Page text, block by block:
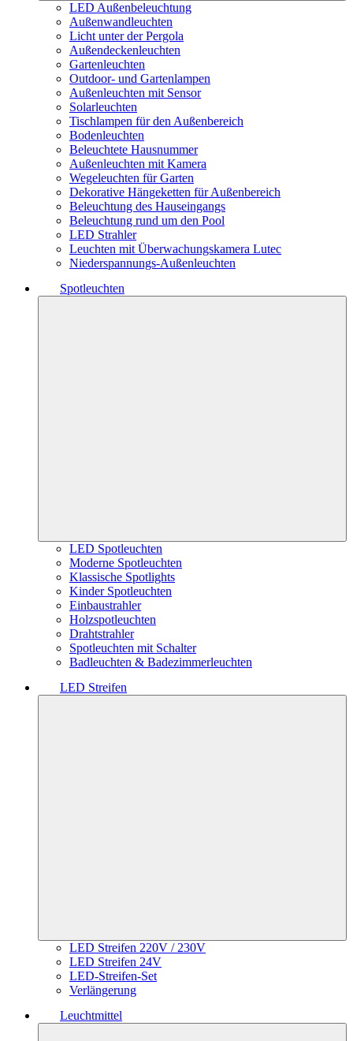
LED Außenbeleuchtung
Außenwandleuchten
Licht unter der Pergola
Außendeckenleuchten
Gartenleuchten
Outdoor- und Gartenlampen
Außenleuchten mit Sensor
Solarleuchten
Tischlampen für den Außenbereich
Bodenleuchten
Beleuchtete Hausnummer
Außenleuchten mit Kamera
Wegeleuchten für Garten
Dekorative Hängeketten für Außenbereich
Beleuchtung des Hauseingangs
Beleuchtung rund um den Pool
LED Strahler
Leuchten mit Überwachungskamera Lutec
Niederspannungs-Außenleuchten
Spotleuchten
LED Spotleuchten
Moderne Spotleuchten
Klassische Spotlights
Kinder Spotleuchten
Einbaustrahler
Holzspotleuchten
Drahtstrahler
Spotleuchten mit Schalter
Badleuchten & Badezimmerleuchten
LED Streifen
LED Streifen 220V / 230V
LED Streifen 24V
LED-Streifen-Set
Verlängerung
Leuchtmittel